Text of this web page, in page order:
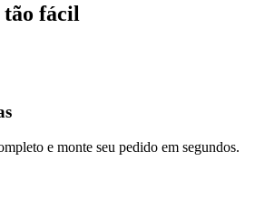
fácil
e monte seu pedido em segundos.